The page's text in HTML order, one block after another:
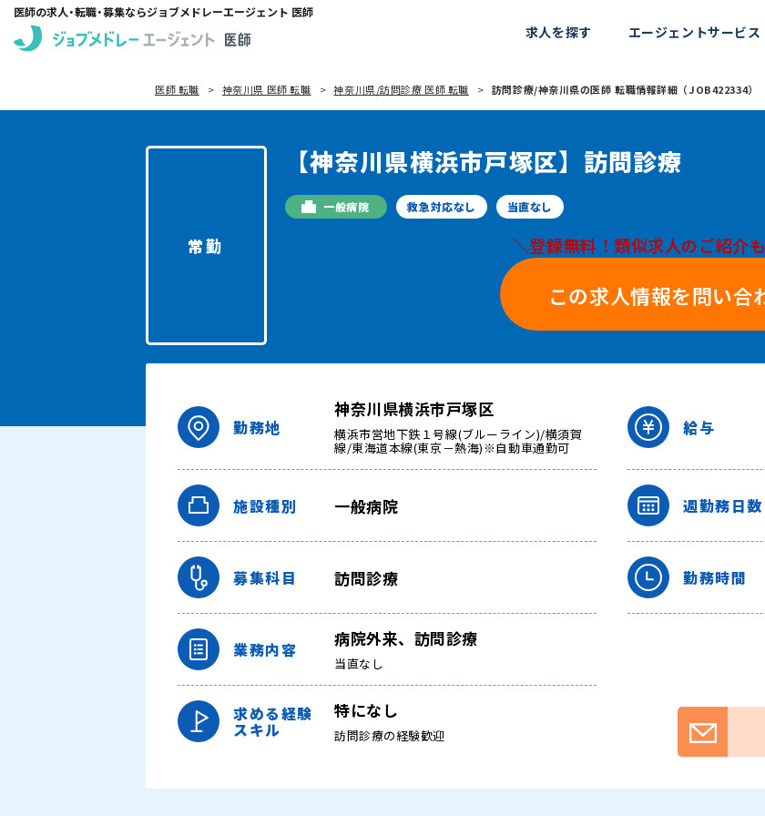
医師の求人・転職・募集ならジョブメドレーエージェント 医師
求人を探す エージェントサービス
医師 転職 神奈川県 医師 転職 神奈川県/訪問診療 医師 転職 訪問診療/神奈川県の医師 転職情報詳細（JOB422334）
常勤
【神奈川県横浜市戸塚区】訪問診療
一般病院 救急対応なし 当直なし
＼登録無料！類似求人のご紹介
この求人情報を問い合
勤務地
神奈川県横浜市戸塚区
横浜市営地下鉄１号線(ブルーライン)/横須賀
線/東海道本線(東京－熱海)※自動車通勤可
施設種別 一般病院
募集科目 訪問診療
業務内容
病院外来、訪問診療
当直なし
求める経験
スキル
特になし
訪問診療の経験歓迎
給与
週勤務日数
勤務時間